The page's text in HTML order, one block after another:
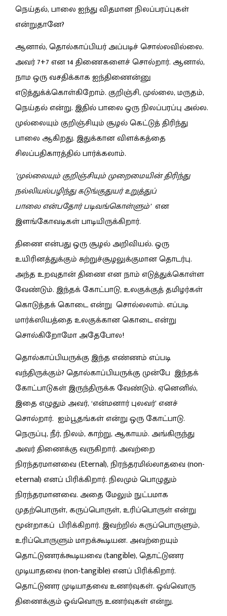
நெய்தல், பாலை ஐந்து விதமான நிலப்பரப்புகள்
என்றுதானே?
ஆனால், தொல்காப்பியர் அப்படிச் சொல்லவில்லை.
அவர் 7+7 என 14 திணைகளைச் சொல்றார். ஆனால்,
நாம ஒரு வசதிக்காக ஐந்திணைன்னு
எடுத்துக்க்கொள்கிறோம். குறிஞ்சி, முல்லை, மருதம்,
நெய்தல் என்று. இதில் பாலை ஒரு நிலப்பரப்பு அல்ல.
முல்லையும் குறிஞ்சியும் சூழல் கெட்டுத் திரிந்து
பாலை ஆகிறது. இதுக்கான விளக்கத்தை
சிலப்பதிகாரத்தில் பார்க்கலாம்.
’முல்லையும் குறிஞ்சியும் முறைமையின் திரிந்து
நல்லியல்பழிந்து கடுங்குதுயர் உறுத்துப்
பாலை என்பதோர் படிவங்கொள்ளும்’ என
இளங்கோவடிகள் பாடியிருக்கிறார்.
திணை என்பது ஒரு சூழல் அறிவியல். ஒரு
உயிரினத்துக்கும் சுற்றுச்சூழலுக்குமான தொடர்பு.
அந்த உறவுதான் திணை என நாம் எடுத்துக்கொள்ள
வேண்டும். இந்தக் கோட்பாடு, உலகுக்குத் தமிழர்கள்
கொடுத்தக் கொடை என்று சொல்லலாம். எப்படி
மார்க்ஸியத்தை உலகுக்கான கொடை என்று
சொல்கிறோமோ அதேபோல!
தொல்காப்பியருக்கு இந்த எண்ணம் எப்படி
வந்திருக்கும்? தொல்காப்பியருக்கு முன்பே இந்தக்
கோட்பாடுகள் இருந்திருக்க வேண்டும். ஏனெனில்,
இதை எழுதும் அவர், ‘என்மனார் புலவர்’ எனச்
சொல்றார். ஐம்பூதங்கள் என்று ஒரு கோட்பாடு.
நெருப்பு, நீர், நிலம், காற்று, ஆகாயம். அங்கிருந்து
அவர் திணைக்கு வருகிறார். அவற்றை
நிரந்தரமானவை (Eternal), நிரந்தரமில்லாதவை (non-
eternal) எனப் பிரிக்கிறார். நிலமும் பொழுதும்
நிரந்தரமானவை. அதை மேலும் நுட்பமாக
முதற்பொருள், கருப்பொருள், உரிப்பொருள் என்று
மூன்றாகப் பிரிக்கிறார். இவற்றில் கருப்பொருளும்,
உரிப்பொருளும் மாறக்கூடியன. அவற்றையும்
தொட்டுணரக்கூடியவை (tangible), தொட்டுணர
முடியாதவை (non-tangible) எனப் பிரிக்கிறார்.
தொட்டுணர முடியாதவை உணர்வுகள். ஒவ்வொரு
திணைக்கும் ஒவ்வொரு உணர்வுகள் என்று.